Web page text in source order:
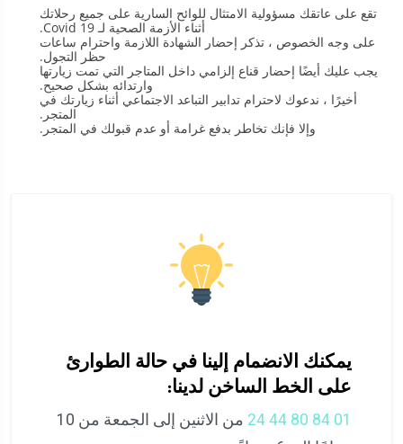
تقع على عاتقك مسؤولية الامتثال للوائح السارية على جميع رحلاتك
أثناء الأزمة الصحية لـ Covid 19.
على وجه الخصوص ، تذكر إحضار الشهادة اللازمة واحترام ساعات
حظر التجول.
يجب عليك أيضًا إحضار قناع إلزامي داخل المتاجر التي تمت زيارتها
وارتدائه بشكل صحيح.
أخيرًا ، ندعوك لاحترام تدابير التباعد الاجتماعي أثناء زيارتك في
المتجر.
وإلا فإنك تخاطر بدفع غرامة أو عدم قبولك في المتجر.
يمكنك الانضمام إلينا في حالة الطوارئ
على الخط الساخن لدينا:
01 84 80 44 24
من الاثنين إلى الجمعة من 10